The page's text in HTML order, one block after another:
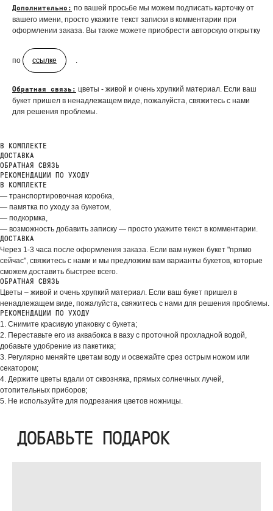
Дополнительно: по вашей просьбе мы можем подписать карточку от
вашего имени, просто укажите текст записки в комментарии при
оформлении заказа. Вы также можете приобрести авторскую открытку
по ссылке .
Обратная связь: цветы - живой и очень хрупкий материал. Если ваш
букет пришел в ненадлежащем виде, пожалуйста, свяжитесь с нами
для решения проблемы.
В КОМПЛЕКТЕ
ДОСТАВКА
ОБРАТНАЯ СВЯЗЬ
РЕКОМЕНДАЦИИ ПО УХОДУ
В КОМПЛЕКТЕ
— транспортировочная коробка,
— памятка по уходу за букетом,
— подкормка,
— возможность добавить записку — просто укажите текст в комментарии.
ДОСТАВКА
Через 1-3 часа после оформления заказа. Если вам нужен букет "прямо
сейчас", свяжитесь с нами и мы предложим вам варианты букетов, которые
сможем доставить быстрее всего.
ОБРАТНАЯ СВЯЗЬ
Цветы – живой и очень хрупкий материал. Если ваш букет пришел в
ненадлежащем виде, пожалуйста, свяжитесь с нами для решения проблемы.
РЕКОМЕНДАЦИИ ПО УХОДУ
1. Снимите красивую упаковку с букета;
2. Переставьте его из аквабокса в вазу с проточной прохладной водой,
добавьте удобрение из пакетика;
3. Регулярно меняйте цветам воду и освежайте срез острым ножом или
секатором;
4. Держите цветы вдали от сквозняка, прямых солнечных лучей,
отопительных приборов;
5. Не используйте для подрезания цветов ножницы.
ДОБАВЬТЕ ПОДАРОК